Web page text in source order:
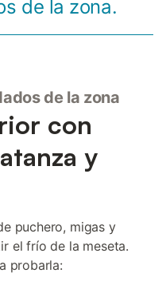
de la zona.
de la zona
con
y
puchero, migas y
el frío de la meseta.
probarla: